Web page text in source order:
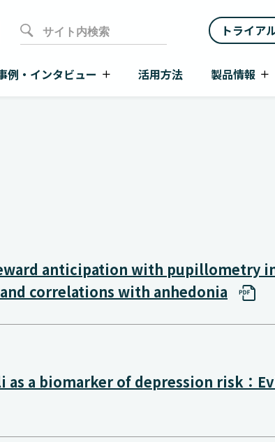
トライア
例・インタビュー 活用方法 製品情報
anticipation with pupillometry
correlations with anhedonia
a biomarker of depression risk：